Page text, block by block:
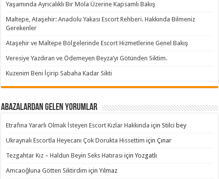
Yaşamında Ayrıcalıklı Bir Mola Üzerine Kapsamlı Bakış
Maltepe, Ataşehir: Anadolu Yakası Escort Rehberi. Hakkında Bilmeniz
Gerekenler
Ataşehir ve Maltepe Bölgelerinde Escort Hizmetlerine Genel Bakış
Veresiye Yazdıran ve Ödemeyen Beyza’yı Götünden Siktim.
Kuzenim Beni İçirip Sabaha Kadar Sikti
Abazalardan Gelen Yorumlar
Etrafına Yararlı Olmak İsteyen Escort Kızlar Hakkında içinStilci bey
Ukraynalı Escortla Heyecanı Çok Dorukta Hissettim içinÇınar
Tezgahtar Kız – Haldun Beyin Seks Hatırası içinYozgatlı
Amcaoğluna Götten Siktirdim içinYılmaz